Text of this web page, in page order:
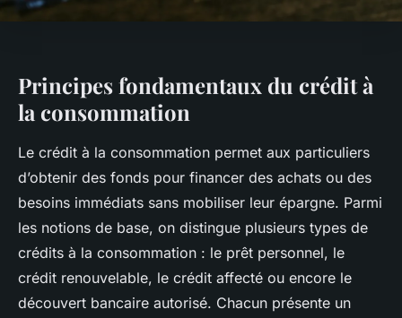
Principes fondamentaux du crédit à
la consommation
Le crédit à la consommation permet aux particuliers
d’obtenir des fonds pour financer des achats ou des
besoins immédiats sans mobiliser leur épargne. Parmi
les notions de base, on distingue plusieurs types de
crédits à la consommation : le prêt personnel, le
crédit renouvelable, le crédit affecté ou encore le
découvert bancaire autorisé. Chacun présente un